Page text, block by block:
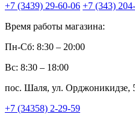
+7 (3439) 29-60-06 +7 (343)
Время работы магазина:
Пн-Сб: 8:30 – 20:00
Вс: 8:30 – 18:00
пос. Шаля, ул. Орджоникидзе,
+7 (34358) 2-29-59